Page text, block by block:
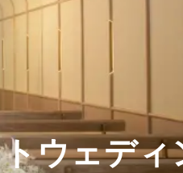
トウェディ